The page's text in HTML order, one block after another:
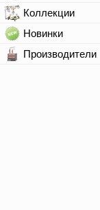
Коллекции
Новинки
Производители